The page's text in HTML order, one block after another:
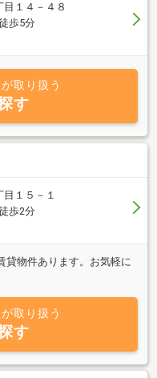
１４－４８
歩5分
取り扱う
す
１５－１
歩2分
貸物件あります。お気軽に
取り扱う
す